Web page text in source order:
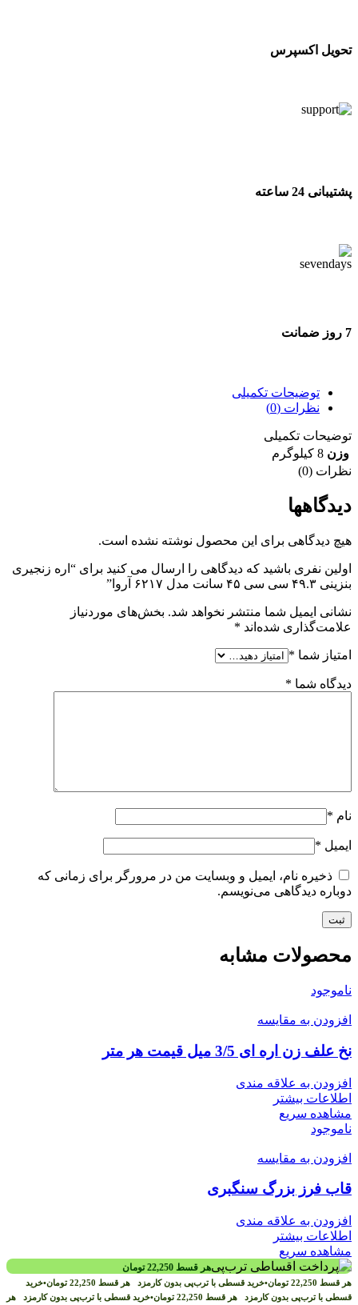
تحویل اکسپرس
پشتیبانی 24 ساعته
7 روز ضمانت
توضیحات تکمیلی
نظرات (0)
توضیحات تکمیلی
وزن 8 کیلوگرم
نظرات (0)
دیدگاهها
هیچ دیدگاهی برای این محصول نوشته نشده است.
اولین نفری باشید که دیدگاهی را ارسال می کنید برای “اره زنجیری
بنزینی ۴۹.۳ سی سی ۴۵ سانت مدل ۶۲۱۷ آروا”
نشانی ایمیل شما منتشر نخواهد شد. بخش‌های موردنیاز
علامت‌گذاری شده‌اند *
امتیاز شما *
دیدگاه شما *
نام *
ایمیل *
ذخیره نام، ایمیل و وبسایت من در مرورگر برای زمانی که
دوباره دیدگاهی می‌نویسم.
محصولات مشابه
ناموجود
افزودن به مقایسه
نخ علف زن اره ای 3/5 میل قیمت هر متر
افزودن به علاقه مندی
اطلاعات بیشتر
مشاهده سریع
ناموجود
افزودن به مقایسه
قاب فرز بزرگ سنگبری
افزودن به علاقه مندی
اطلاعات بیشتر
مشاهده سریع
هر قسط 22,250 تومان
هر قسط 22,250 تومان•خرید قسطی با ترب‌پی بدون کارمزد هر قسط 22,250 تومان•خرید
قسطی با ترب‌پی بدون کارمزد هر قسط 22,250 تومان•خرید قسطی با ترب‌پی بدون کارمزد هر